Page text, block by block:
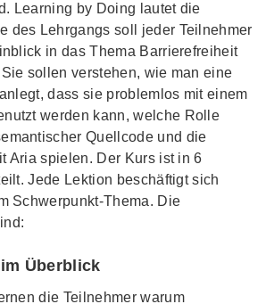
Learning by Doing lautet die
des Lehrgangs soll jeder Teilnehmer
in das Thema Barrierefreiheit
sollen verstehen, wie man eine
dass sie problemlos mit einem
werden kann, welche Rolle
Quellcode und die
Aria spielen. Der Kurs ist in 6
Jede Lektion beschäftigt sich
Schwerpunkt-Thema. Die
Überblick
die Teilnehmer warum